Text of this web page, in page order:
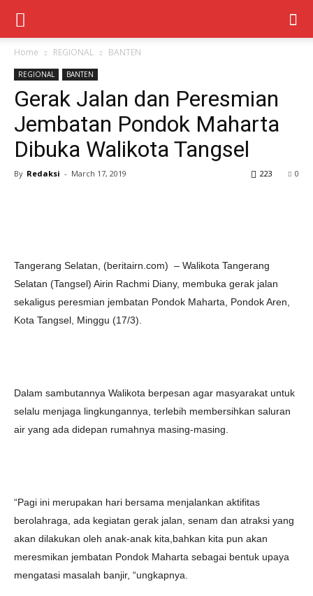
Home REGIONAL BANTEN
REGIONAL BANTEN
Gerak Jalan dan Peresmian
Jembatan Pondok Maharta
Dibuka Walikota Tangsel
By Redaksi - March 17, 2019 0
223
Tangerang Selatan, (beritairn.com) – Walikota Tangerang
Selatan (Tangsel) Airin Rachmi Diany, membuka gerak jalan
sekaligus peresmian jembatan Pondok Maharta, Pondok Aren,
Kota Tangsel, Minggu (17/3).
Dalam sambutannya Walikota berpesan agar masyarakat untuk
selalu menjaga lingkungannya, terlebih membersihkan saluran
air yang ada didepan rumahnya masing-masing.
“Pagi ini merupakan hari bersama menjalankan aktifitas
berolahraga, ada kegiatan gerak jalan, senam dan atraksi yang
akan dilakukan oleh anak-anak kita,bahkan kita pun akan
meresmikan jembatan Pondok Maharta sebagai bentuk upaya
mengatasi masalah banjir, “ungkapnya.